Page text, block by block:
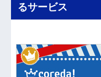
るサービス